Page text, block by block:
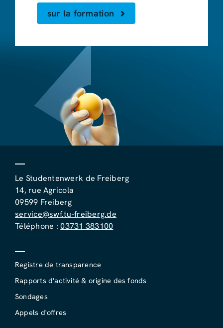
sur la formation
Le Studentenwerk de Freiberg
14, rue Agricola
09599 Freiberg
service@swf.tu-freiberg.de
Téléphone :03731 383100
Registre de transparence
Rapports d'activité & origine des fonds
Sondages
Appels d'offres